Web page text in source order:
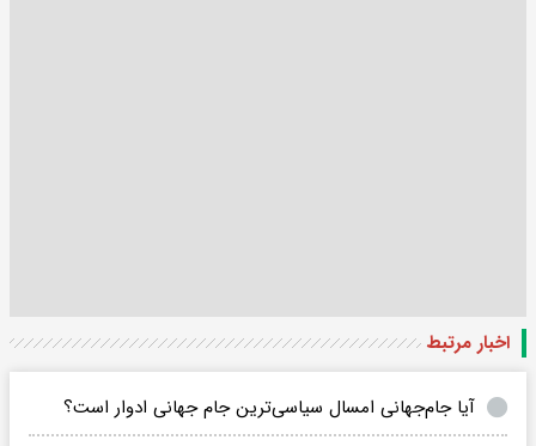
اخبار مرتبط
آیا جام‌جهانی امسال سیاسی‌ترین جام جهانی ادوار است؟